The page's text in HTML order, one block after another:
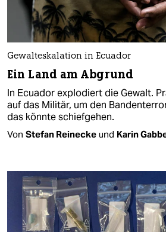
Gewalteskalation in Ecuador
Ein Land am Abgrund
In Ecuador explodiert die Gewalt.
auf das Militär, um den
das könnte schiefgehen.
Von Stefan Reinecke und Karin